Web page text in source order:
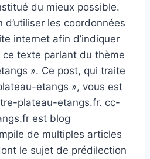
du mieux possible.
d’utiliser les coordonnées
internet afin d’indiquer
texte parlant du thème
». Ce post, qui traite
etangs », vous est
plateau-etangs.fr. cc-
est blog
de multiples articles
le sujet de prédilection